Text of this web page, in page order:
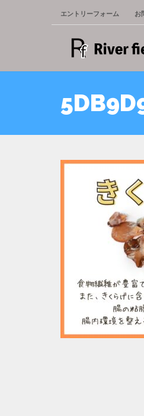
エントリーフォーム お